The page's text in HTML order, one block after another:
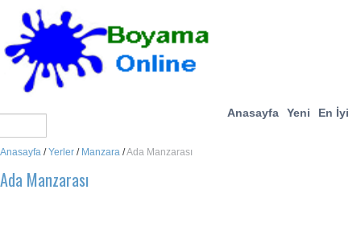
Anasayfa Yeni En İyi
Anasayfa /Yerler / Manzara /Ada Manzarası
Ada Manzarası